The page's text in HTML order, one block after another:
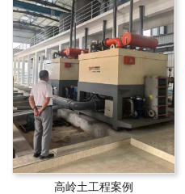
高岭土工程案例